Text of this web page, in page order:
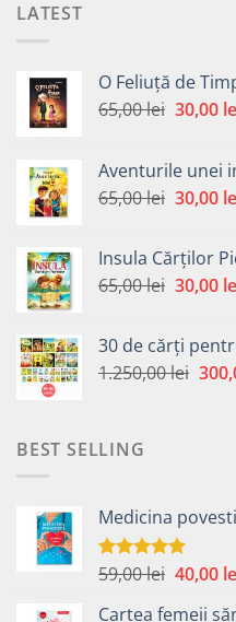
LATEST
O Feliuță de
65,00lei Prețul
fost:
65,00
30,00
Aventurile unei
65,00lei Prețul
fost:
65,00
30,00
Insula Cărților
65,00lei Prețul
fost:
65,00
30,00
30 de cărți
1.250,00lei
BEST SELLING
Medicina
Evaluat la
59,00lei Prețul
40,00
Cartea femeii